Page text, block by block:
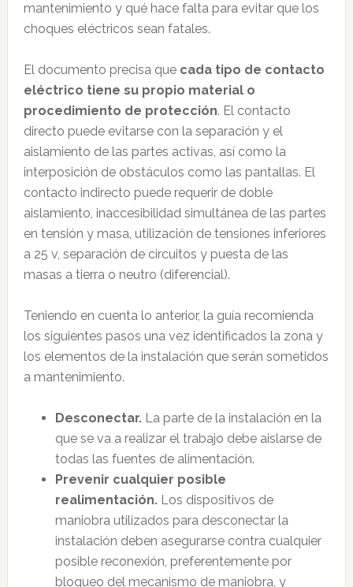
mantenimiento y qué hace falta para evitar que los
choques eléctricos sean fatales.
El documento precisa que cada tipo de contacto
eléctrico tiene su propio material o
procedimiento de protección. El contacto
directo puede evitarse con la separación y el
aislamiento de las partes activas, así como la
interposición de obstáculos como las pantallas. El
contacto indirecto puede requerir de doble
aislamiento, inaccesibilidad simultánea de las partes
en tensión y masa, utilización de tensiones inferiores
a 25 v, separación de circuitos y puesta de las
masas a tierra o neutro (diferencial).
Teniendo en cuenta lo anterior, la guía recomienda
los siguientes pasos una vez identificados la zona y
los elementos de la instalación que serán sometidos
a mantenimiento.
Desconectar.La parte de la instalación en la
que se va a realizar el trabajo debe aislarse de
todas las fuentes de alimentación.
Prevenir cualquier posible
realimentación.Los dispositivos de
maniobra utilizados para desconectar la
instalación deben asegurarse contra cualquier
posible reconexión, preferentemente por
bloqueo del mecanismo de maniobra, y